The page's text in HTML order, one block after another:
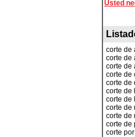
Usted
corte de
corte de
corte de
corte de
corte de
corte de
corte de
corte de
corte de
corte de
corte